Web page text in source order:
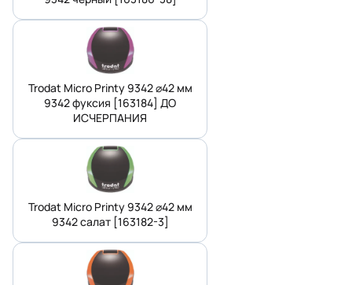
Trodat Micro Printy 9342 ⌀42 мм
9342 фуксия [163184] ДО
ИСЧЕРПАНИЯ
Trodat Micro Printy 9342 ⌀42 мм
9342 салат [163182-3]